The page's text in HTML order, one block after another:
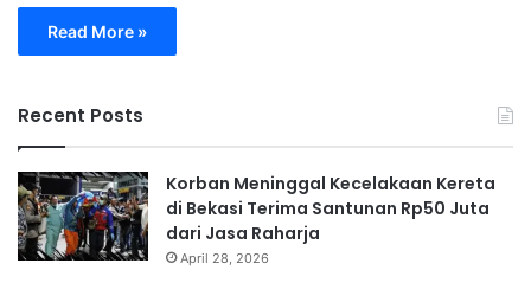
Read More »
Recent Posts
Korban Meninggal Kecelakaan Kereta
di Bekasi Terima Santunan Rp50 Juta
dari Jasa Raharja
April 28, 2026